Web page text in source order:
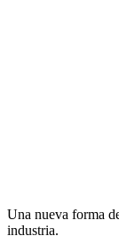
Una nueva forma
industria.